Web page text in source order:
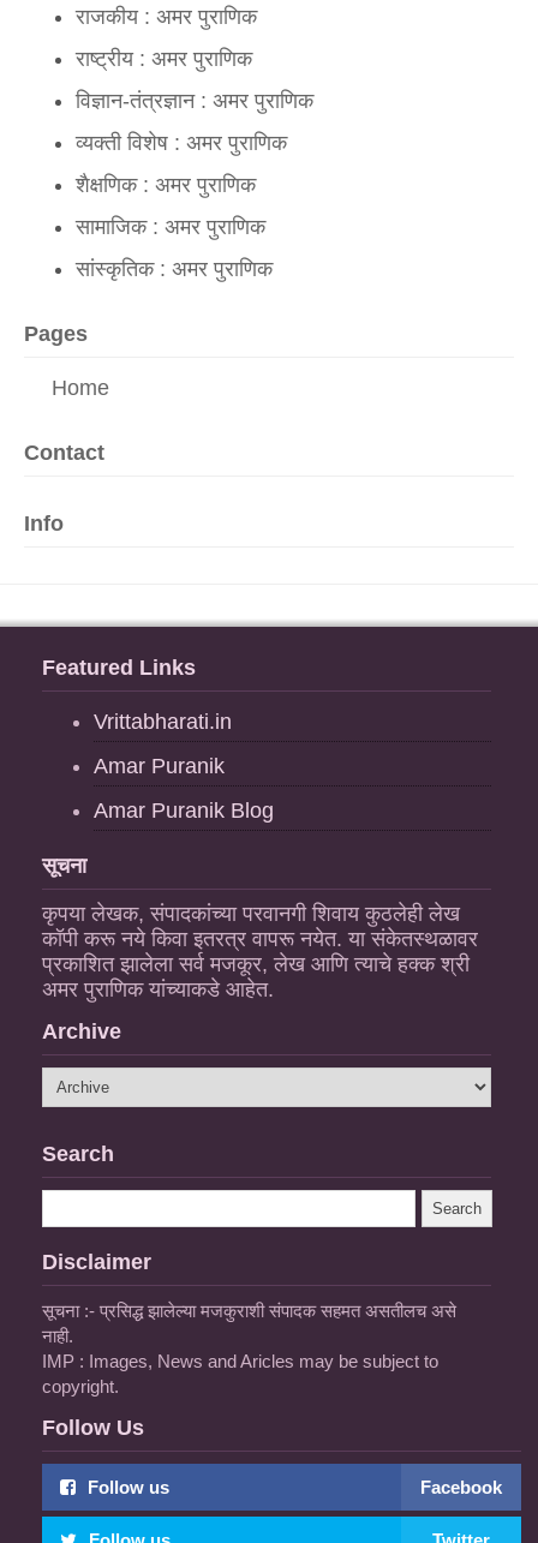
राजकीय : अमर पुराणिक
राष्ट्रीय : अमर पुराणिक
विज्ञान-तंत्रज्ञान : अमर पुराणिक
व्यक्ती विशेष : अमर पुराणिक
शैक्षणिक : अमर पुराणिक
सामाजिक : अमर पुराणिक
सांस्कृतिक : अमर पुराणिक
Pages
Home
Contact
Info
Featured Links
Vrittabharati.in
Amar Puranik
Amar Puranik Blog
सूचना
कृपया लेखक, संपादकांच्या परवानगी शिवाय कुठलेही लेख
कॉपी करू नये किवा इतरत्र वापरू नयेत. या संकेतस्थळावर
प्रकाशित झालेला सर्व मजकूर, लेख आणि त्याचे हक्क श्री
अमर पुराणिक यांच्याकडे आहेत.
Archive
Search
Disclaimer
सूचना :- प्रसिद्ध झालेल्या मजकुराशी संपादक सहमत असतीलच असे
नाही.
IMP : Images, News and Aricles may be subject to
copyright.
Follow Us
Follow us Facebook